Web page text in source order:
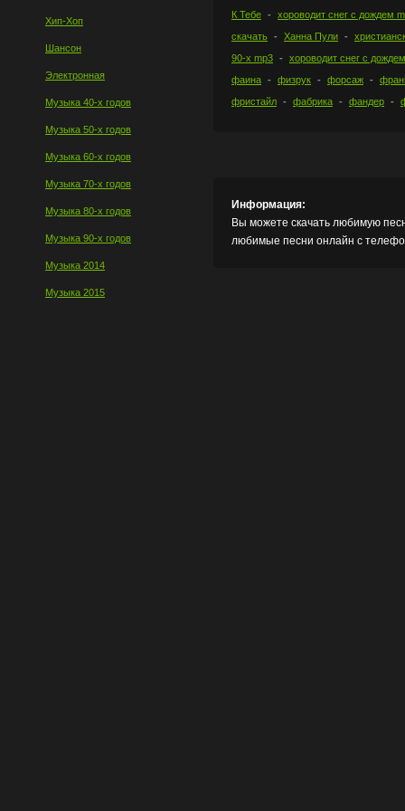
Хип-Хоп
Шансон
Электронная
Музыка 40-х годов
Музыка 50-х годов
Музыка 60-х годов
Музыка 70-х годов
Музыка 80-х годов
Музыка 90-х годов
Музыка 2014
Музыка 2015
К Тебе
хороводит снег с дождем
скачать
Ханна Пули
90-х mp3
хороводит снег с
фаина
физрук форсаж
фристайл
фабрика фандер
Информация:
Вы можете скачать любимую
любимые песни онлайн с